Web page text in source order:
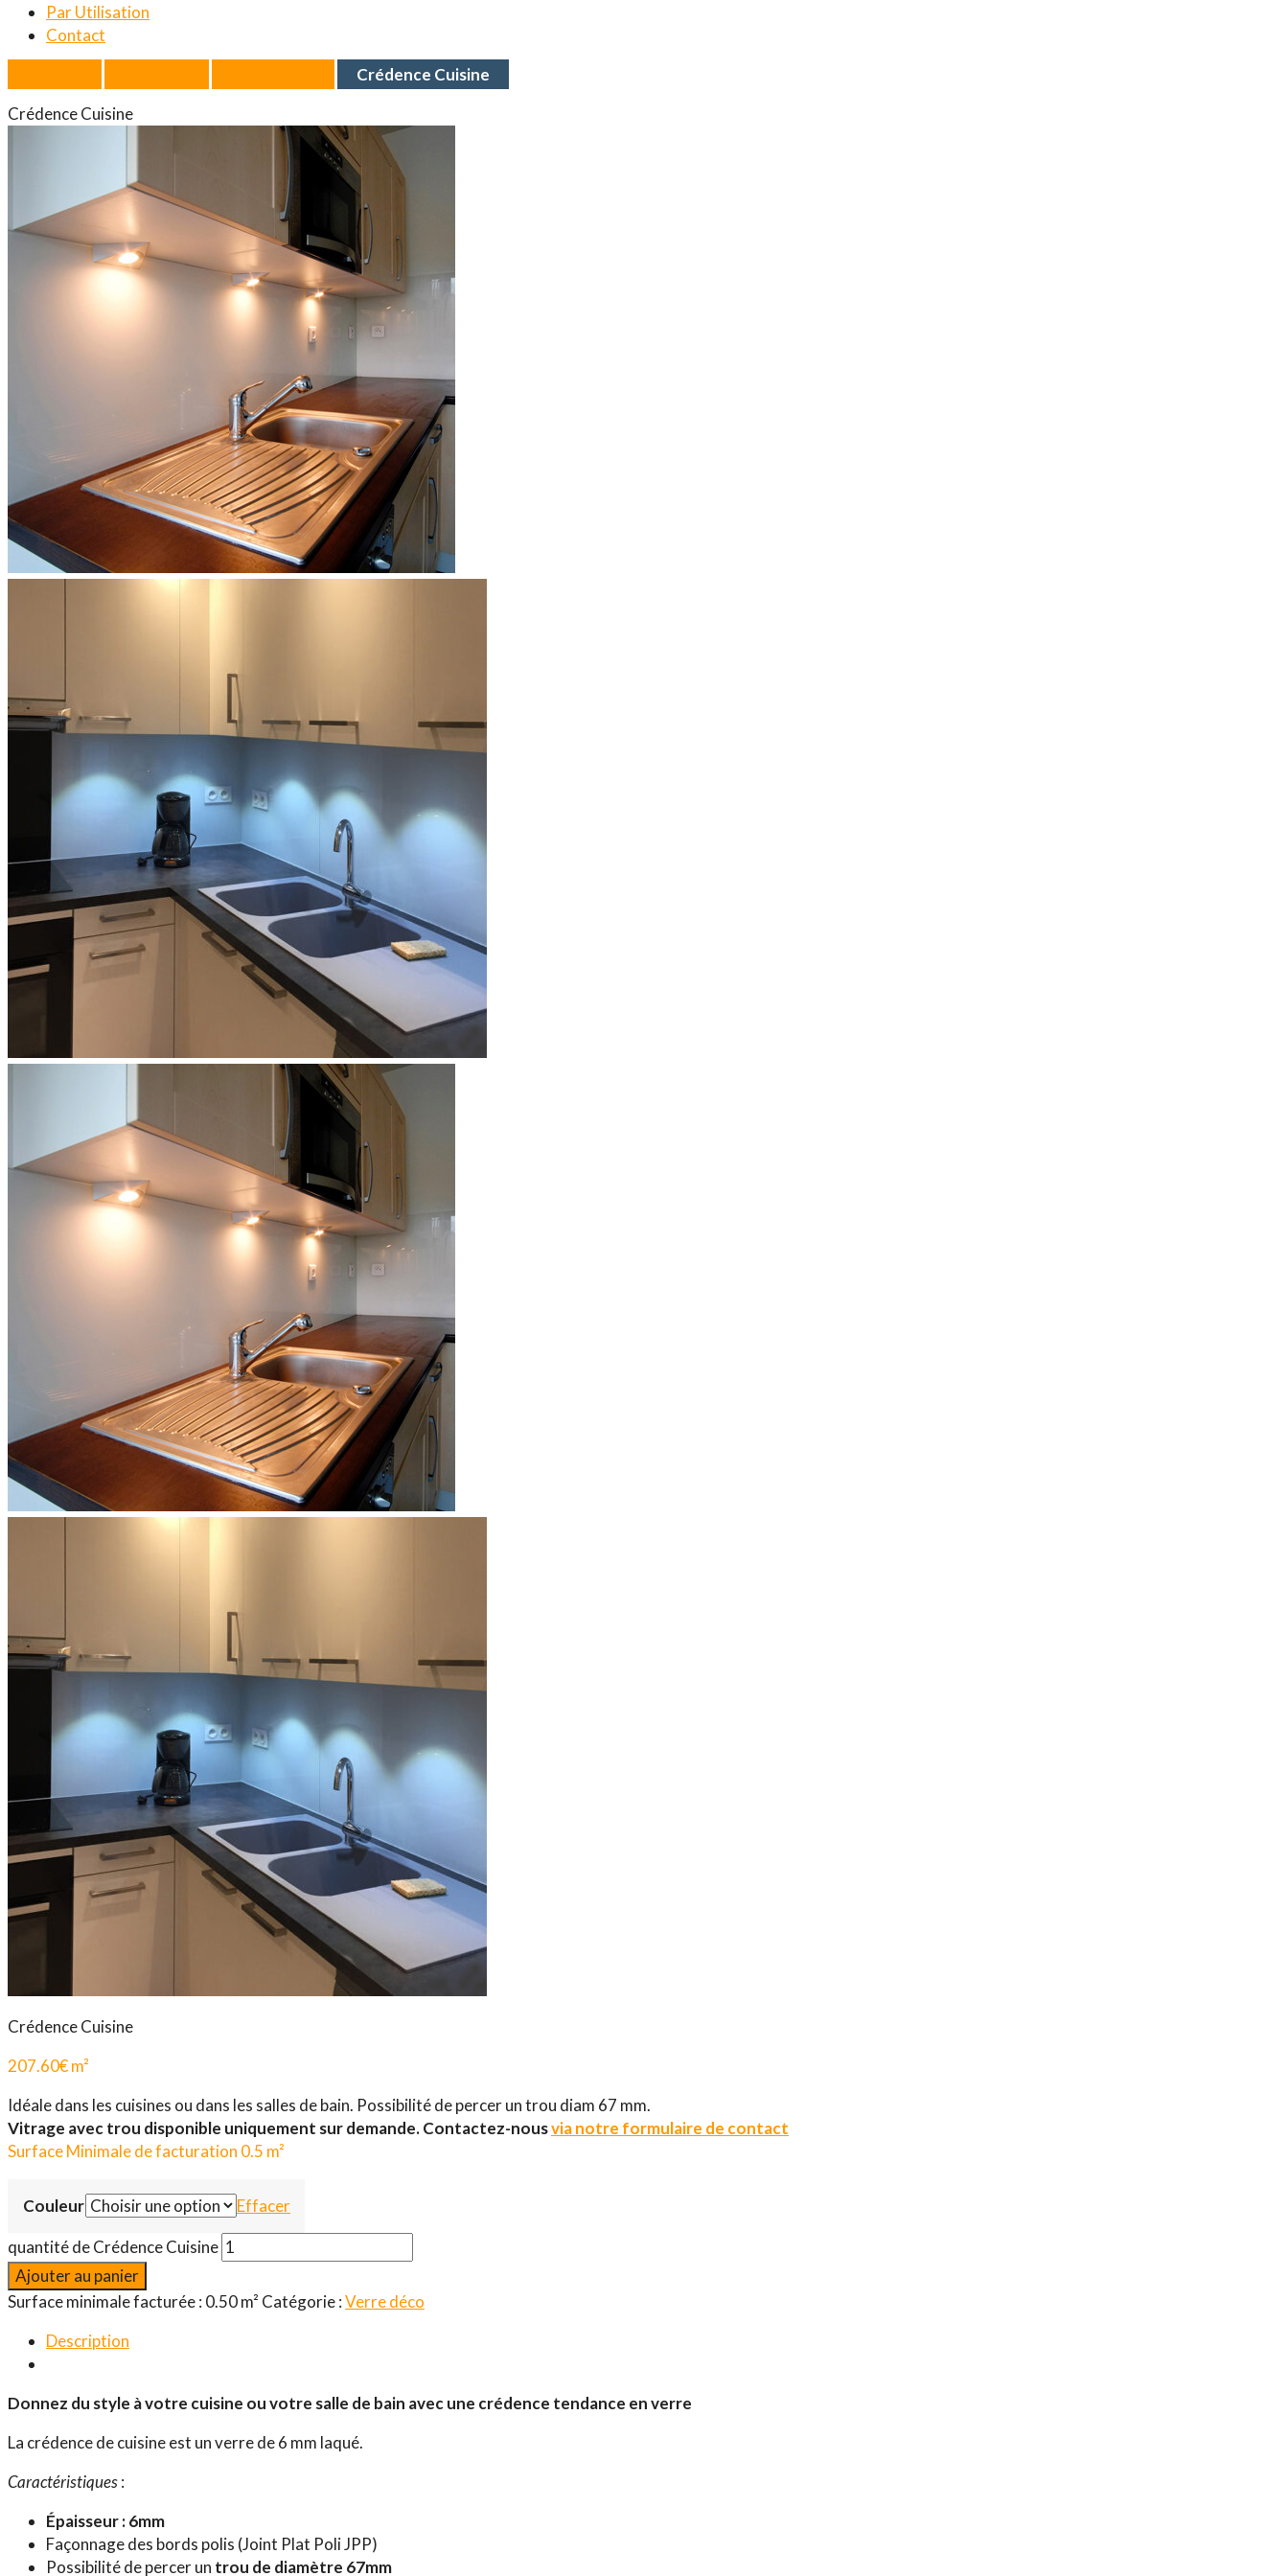
Par Utilisation
Contact
Crédence Cuisine
Crédence Cuisine
Crédence Cuisine
207.60€m²
Idéale dans les cuisines ou dans les salles de bain. Possibilité de percer un trou diam 67 mm.
Vitrage avec trou disponible uniquement sur demande.Contactez-nousvia notre formulaire de contact
Surface Minimale de facturation 0.5 m²
Couleur Effacer
quantité de Crédence Cuisine
Ajouter au panier
Surface minimale facturée : 0.50 m² Catégorie :Verre déco
Description
Donnez du style à votre cuisine ou votre salle de bain avec une crédence tendance en verre
La crédence de cuisine est un verre de 6 mm laqué.
Caractéristiques:
Épaisseur : 6mm
Façonnage des bords polis (Joint Plat Poli JPP)
Possibilité de percer un trou de diamètre 67mm